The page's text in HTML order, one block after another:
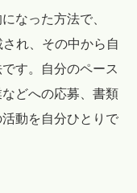
なった方法で、
れ、その中から自
す。自分のペース
どへの応募、書類
動を自分ひとりで